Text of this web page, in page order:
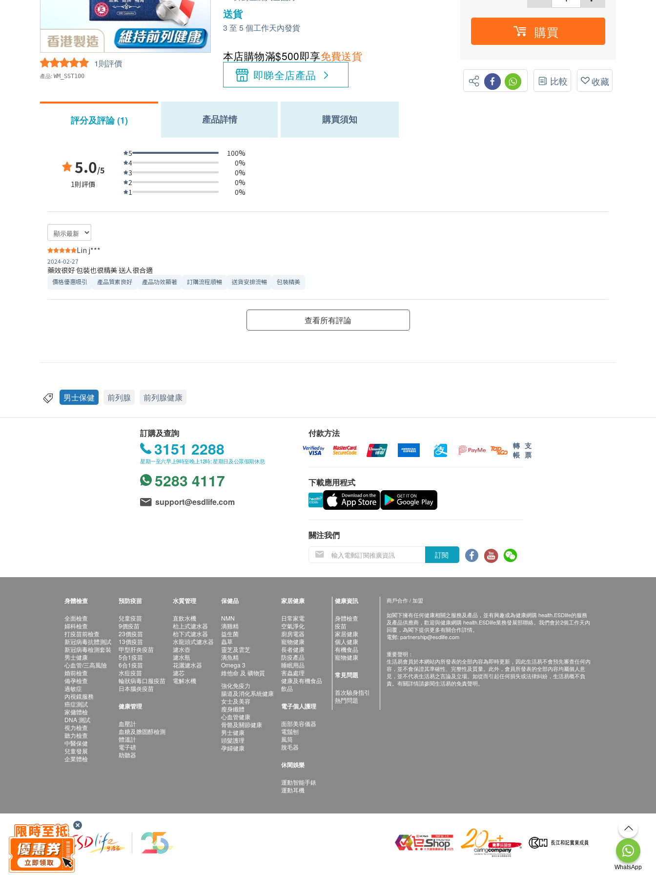
1則評價
產品: WM_SST100
送貨
3 至 5 個工作天內發貨
本店購物滿$500即享免費送貨
即睇全店產品
購買
比較 收藏
評分及評論 (1) 產品詳情 購買須知
5.0/5
1則評價
5
100%
4
0%
3
0%
2
0%
1
0%
Lin j***
2024-02-27
藥效很好 包裝也很精美 送人很合適
價格優惠吸引 產品質素良好 產品功效顯著 訂購流程順暢 送貨安排流暢 包裝精美
查看所有評論
男士保健 前列腺 前列腺健康
訂購及查詢
3151 2288
星期一至六早上9時至晚上12時; 星期日及公眾假期休息
5283 4117
support@esdlife.com
付款方法
轉
帳
支
票
下載應用程式
關注我們
訂閱
身體檢查
全面檢查
婦科檢查
打疫苗前檢查
新冠病毒抗體測試
新冠病毒檢測套裝
男士健康
心血管/三高風險
婚前檢查
備孕檢查
過敏症
內視鏡服務
癌症測試
家傭體檢
DNA 測試
視力檢查
聽力檢查
中醫保健
兒童發展
企業體檢
預防疫苗
兒童疫苗
9價疫苗
23價疫苗
13價疫苗
甲型肝炎疫苗
5合1疫苗
6合1疫苗
水痘疫苗
輪狀病毒口服疫苗
日本腦炎疫苗
健康管理
血壓計
血糖及膽固醇檢測
體溫計
電子磅
助聽器
水質管理
直飲水機
枱上式濾水器
枱下式濾水器
水龍頭式濾水器
濾水壺
濾水瓶
花灑濾水器
濾芯
電解水機
保健品
NMN
滴雞精
益生菌
蟲草
靈芝及雲芝
滴魚精
Omega 3
維他命 及 礦物質
強化免疫力
腸道及消化系統健康
女士及美容
瘦身纖體
心血管健康
骨骼及關節健康
男士健康
頭髮護理
孕婦健康
家居健康
日常家電
空氣淨化
廚房電器
寵物健康
長者健康
防疫產品
睡眠用品
害蟲處理
健康及有機食品
飲品
電子個人護理
面部美容儀器
電鬚刨
風筒
脫毛器
休閑娛樂
運動智能手錶
運動耳機
健康資訊
身體檢查
疫苗
家居健康
個人健康
有機食品
寵物健康
常見問題
首次驗身指引
熱門問題
商戶合作 / 加盟
如閣下擁有任何健康相關之服務及產品，並有興趣成為健康網購 health.ESDlife的服務
及產品供應商，歡迎與健康網購 health.ESDlife業務發展部聯絡。我們會於2個工作天內
回覆，為閣下提供更多有關合作詳情。
電郵: partnership@esdlife.com
重要聲明：
生活易會員於本網站內所發表的全部內容為即時更新，因此生活易不會預先審查任何內
容，並不會保證其準確性、完整性及質量。此外，會員所發表的全部內容均屬個人意
見，並不代表生活易之言論及立場。如從而引起任何損失或法律糾紛，生活易概不負
責。有關詳情請參閱生活易的免責聲明。
WhatsApp